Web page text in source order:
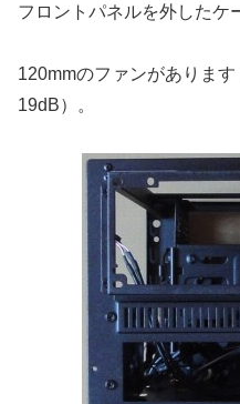
フロントパネルを外したケ
120mmのファンがありま
19dB）。